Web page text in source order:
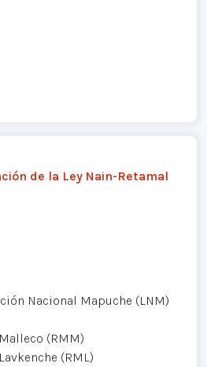
de la Ley Nain-Retamal
Nacional Mapuche (LNM)
(RMM)
(RML)